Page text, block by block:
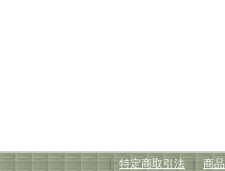
｜ 特定商取引法 ｜ 商